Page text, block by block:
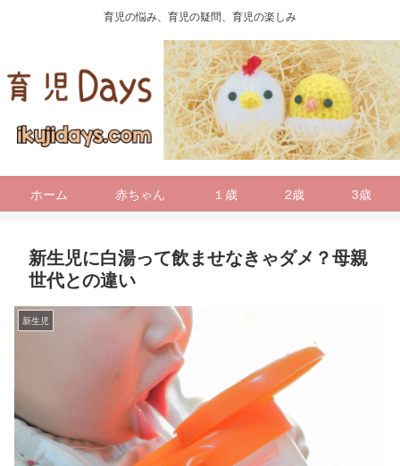
育児の悩み、育児の疑問、育児の楽しみ
ホーム 赤ちゃん １歳 2歳 3歳
新生児に白湯って飲ませなきゃダメ？母親
世代との違い
新生児